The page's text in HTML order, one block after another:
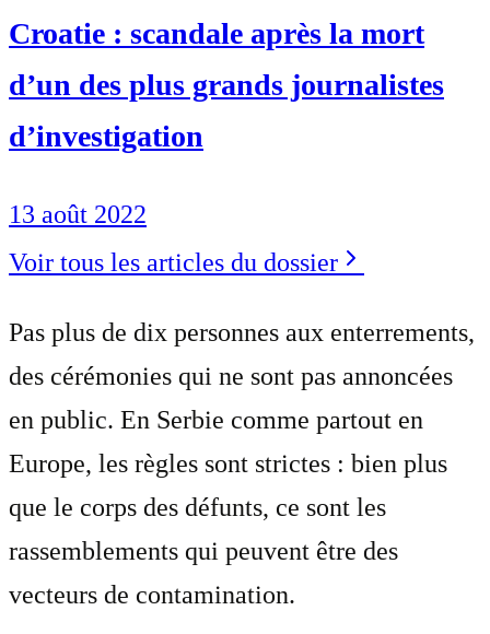
Croatie : scandale après la mort
d’un des plus grands journalistes
d’investigation
13 août 2022
Voir tous les articles du dossier
Pas plus de dix personnes aux enterrements,
des cérémonies qui ne sont pas annoncées
en public. En Serbie comme partout en
Europe, les règles sont strictes : bien plus
que le corps des défunts, ce sont les
rassemblements qui peuvent être des
vecteurs de contamination.